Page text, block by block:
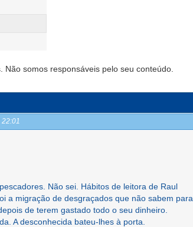
somos responsáveis pelo seu conteúdo.
Não sei. Hábitos de leitora de Raul
a migração de desgraçados que não sabem para
de terem gastado todo o seu dinheiro.
A desconhecida bateu-lhes à porta.